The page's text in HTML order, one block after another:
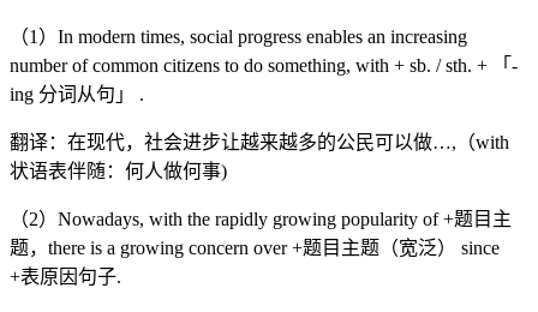
（1）In modern times, social progress enables an increasing
number of common citizens to do something, with + sb. / sth. + 「-
ing 分词从句」 .
翻译：在现代，社会进步让越来越多的公民可以做…,（with
状语表伴随：何人做何事)
（2）Nowadays, with the rapidly growing popularity of +题目主
题，there is a growing concern over +题目主题（宽泛） since
+表原因句子.